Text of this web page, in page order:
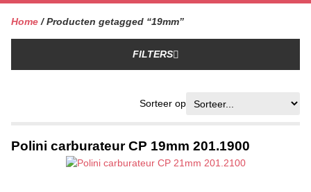
Home / Producten getagged “19mm”
FILTERS
Sorteer op
Polini carburateur CP 19mm 201.1900